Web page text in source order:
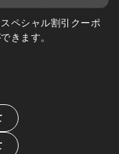
ペシャル割引クーポ
きます。